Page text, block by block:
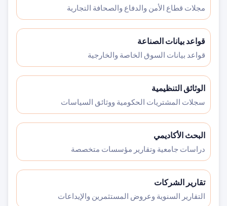
مجلات قطاع الأمن والدفاع والصحافة التجارية
قواعد بيانات الصناعة
قواعد بيانات السوق الخاصة والخارجية
الوثائق التنظيمية
سجلات المشتريات الحكومية ووثائق السياسات
البحث الأكاديمي
دراسات جامعية وتقارير مؤسسات متخصصة
تقارير الشركات
التقارير السنوية وعروض المستثمرين والإيداعات